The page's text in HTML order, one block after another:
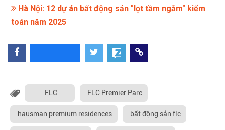
Hà Nội: 12 dự án bất động sản "lọt tầm ngắm" kiểm
toán năm 2025
FLC FLC Premier Parc
hausman premium residences bất động sản flc